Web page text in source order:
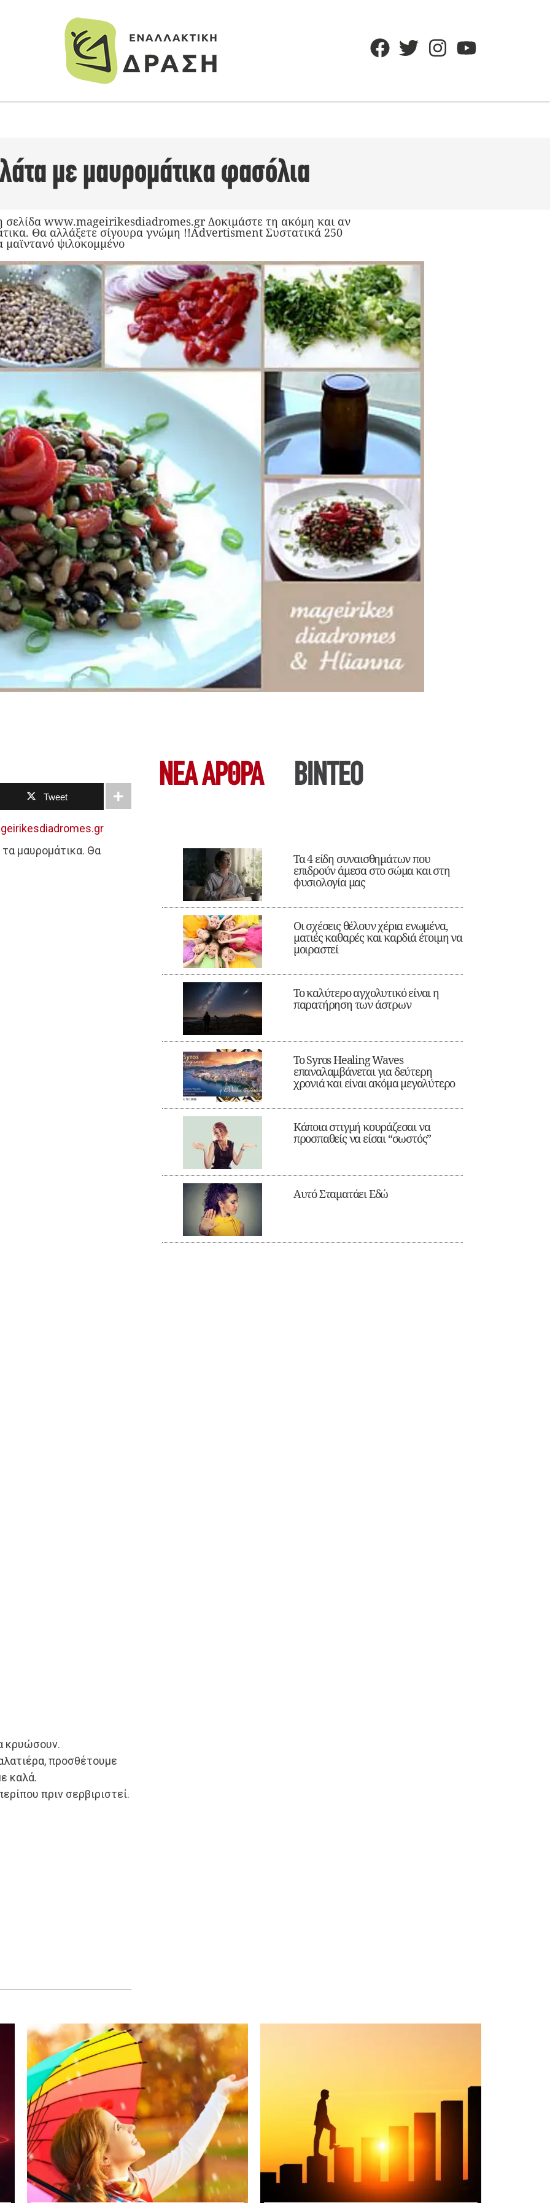
με μαυρομάτικα φασόλια
www.mageirikesdiadromes.gr Δοκιμάστε τη ακόμη και αν
Θα αλλάξετε σίγουρα γνώμη !!Advertisment Συστατικά 250
ψιλοκομμένο
Tweet
μαυρομάτικα. Θα
κρυώσουν.
προσθέτουμε
καλά.
πριν σερβιριστεί.
ΝΕΑ ΆΡΘΡΑ ΒΙΝΤΕΟ
Τα 4 είδη συναισθημάτων που
επιδρούν άμεσα στο σώμα και στη
φυσιολογία μας
Οι σχέσεις θέλουν χέρια ενωμένα,
ματιές καθαρές και καρδιά έτοιμη να
μοιραστεί
Το καλύτερο αγχολυτικό είναι η
παρατήρηση των άστρων
Το Syros Healing Waves
επαναλαμβάνεται για δεύτερη
χρονιά και είναι ακόμα μεγαλύτερο
Κάποια στιγμή κουράζεσαι να
προσπαθείς να είσαι “σωστός”
Αυτό Σταματάει Εδώ